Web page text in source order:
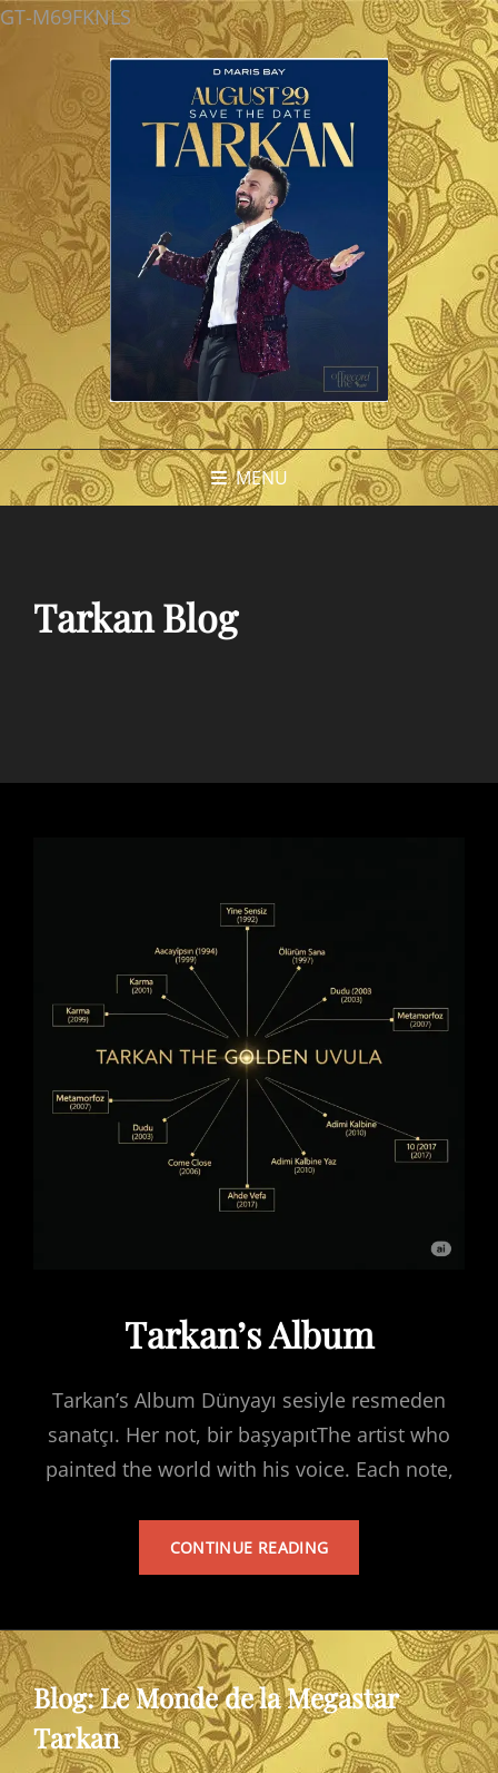
GT-M69FKNLS
MENU
Tarkan Blog
Tarkan’s Album
Tarkan’s Album Dünyayı sesiyle resmeden
sanatçı. Her not, bir başyapıtThe artist who
painted the world with his voice. Each note,
CONTINUE READINGTARKAN’S
Blog: Le Monde de la Megastar
Tarkan